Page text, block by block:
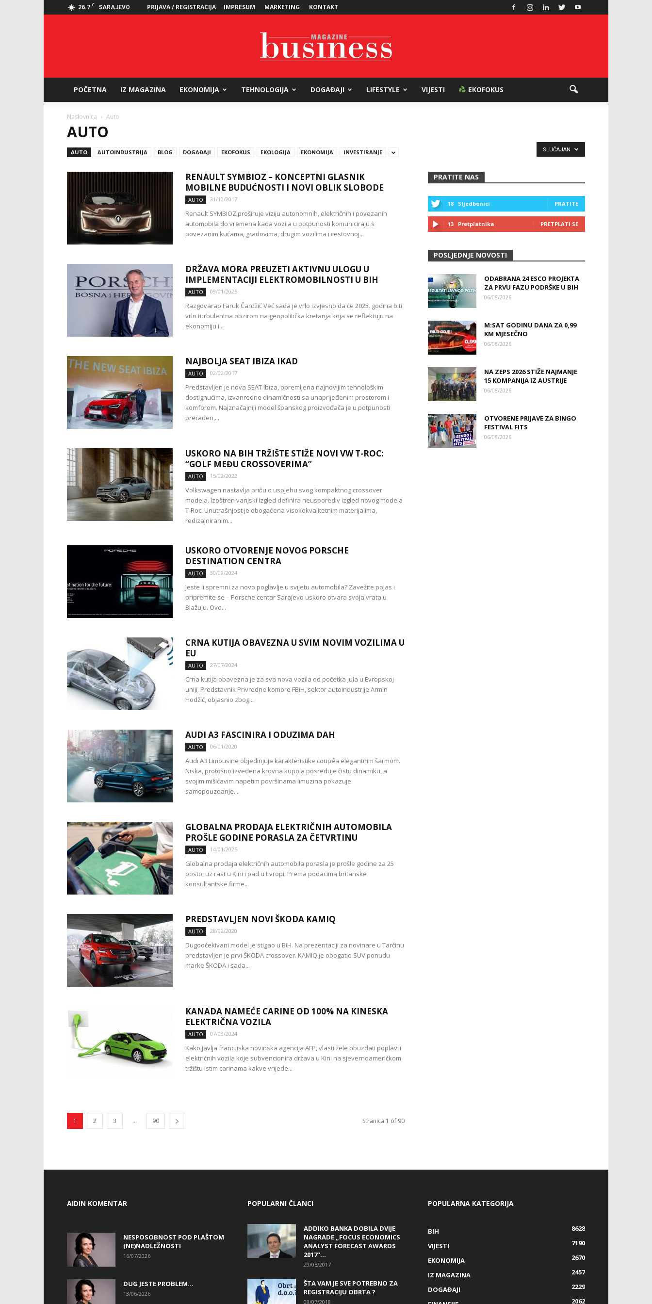
26.7 C SARAJEVO PRIJAVA / REGISTRACIJA IMPRESUM MARKETING KONTAKT
POČETNA IZ MAGAZINA EKONOMIJA TEHNOLOGIJA DOGAĐAJI LIFESTYLE VIJESTI EKOFOKUS
Naslovnica Auto
AUTO
AUTO AUTOINDUSTRIJA BLOG DOGAĐAJI EKOFOKUS EKOLOGIJA EKONOMIJA INVESTIRANJE SLUČAJAN
RENAULT SYMBIOZ – KONCEPTNI GLASNIK
MOBILNE BUDUĆNOSTI I NOVI OBLIK SLOBODE
AUTO 31/10/2017
Renault SYMBIOZ proširuje viziju autonomnih, električnih i povezanih
automobila do vremena kada vozila u potpunosti komuniciraju s
povezanim kućama, gradovima, drugim vozilima i cestovnoj...
DRŽAVA MORA PREUZETI AKTIVNU ULOGU U
IMPLEMENTACIJI ELEKTROMOBILNOSTI U BIH
AUTO 09/01/2025
Razgovarao Faruk Čardžić Već sada je vrlo izvjesno da će 2025. godina biti
vrlo turbulentna obzirom na geopolitička kretanja koja se reflektuju na
ekonomiju i...
NAJBOLJA SEAT IBIZA IKAD
AUTO 02/02/2017
Predstavljen je nova SEAT Ibiza, opremljena najnovijim tehnološkim
dostignućima, izvanredne dinamičnosti sa unaprijeđenim prostorom i
komforom. Najznačajniji model španskog proizvođača je u potpunosti
prerađen,...
USKORO NA BIH TRŽIŠTE STIŽE NOVI VW T-ROC:
“GOLF MEĐU CROSSOVERIMA”
AUTO 15/02/2022
Volkswagen nastavlja priču o uspjehu svog kompaktnog crossover
modela. Izoštren vanjski izgled definira neusporediv izgled novog modela
T-Roc. Unutrašnjost je obogaćena visokokvalitetnim materijalima,
redizajniranim...
USKORO OTVORENJE NOVOG PORSCHE
DESTINATION CENTRA
AUTO 30/09/2024
Jeste li spremni za novo poglavlje u svijetu automobila? Zavežite pojas i
pripremite se – Porsche centar Sarajevo uskoro otvara svoja vrata u
Blažuju. Ovo...
CRNA KUTIJA OBAVEZNA U SVIM NOVIM VOZILIMA U
EU
AUTO 27/07/2024
Crna kutija obavezna je za sva nova vozila od početka jula u Evropskoj
uniji. Predstavnik Privredne komore FBiH, sektor autoindustrije Armin
Hodžić, objasnio zbog...
AUDI A3 FASCINIRA I ODUZIMA DAH
AUTO 06/01/2020
Audi A3 Limousine objedinjuje karakteristike coupéa elegantnim šarmom.
Niska, protošno izvedena krovna kupola posreduje čistu dinamiku, a
svojim mišićavim napetim površinama limuzina pokazuje
samopouzdanje....
GLOBALNA PRODAJA ELEKTRIČNIH AUTOMOBILA
PROŠLE GODINE PORASLA ZA ČETVRTINU
AUTO 14/01/2025
Globalna prodaja električnih automobila porasla je prošle godine za 25
posto, uz rast u Kini i pad u Evropi. Prema podacima britanske
konsultantske firme...
PREDSTAVLJEN NOVI ŠKODA KAMIQ
AUTO 28/02/2020
Dugoočekivani model je stigao u BiH. Na prezentaciji za novinare u Tarčinu
predstavljen je prvi ŠKODA crossover. KAMIQ je obogatio SUV ponudu
marke ŠKODA i sada...
KANADA NAMEĆE CARINE OD 100% NA KINESKA
ELEKTRIČNA VOZILA
AUTO 07/09/2024
Kako javlja francuska novinska agencija AFP, vlasti žele obuzdati poplavu
električnih vozila koje subvencionira država u Kini na sjevernoameričkom
tržištu istim carinama kakve vrijede...
1 2 3 ... 90 Stranica 1 of 90
PRATITE NAS
18 Sljedbenici PRATITE
13 Pretplatnika PRETPLATI SE
POSLJEDNJE NOVOSTI
ODABRANA 24 ESCO PROJEKTA
ZA PRVU FAZU PODRŠKE U BIH
06/08/2026
M:SAT GODINU DANA ZA 0,99
KM MJESEČNO
06/08/2026
NA ZEPS 2026 STIŽE NAJMANJE
15 KOMPANIJA IZ AUSTRIJE
06/08/2026
OTVORENE PRIJAVE ZA BINGO
FESTIVAL FITS
06/08/2026
AIDIN KOMENTAR
NESPOSOBNOST POD PLAŠTOM
(NE)NADLEŽNOSTI
16/07/2026
DUG JESTE PROBLEM…
13/06/2026
POPULARNI ČLANCI
ADDIKO BANKA DOBILA DVIJE
NAGRADE „FOCUS ECONOMICS
ANALYST FORECAST AWARDS
2017“...
29/05/2017
ŠTA VAM JE SVE POTREBNO ZA
REGISTRACIJU OBRTA ?
08/07/2018
POPULARNA KATEGORIJA
BIH
8628
VIJESTI
7190
EKONOMIJA
2670
IZ MAGAZINA
2457
DOGAĐAJI
2229
2062